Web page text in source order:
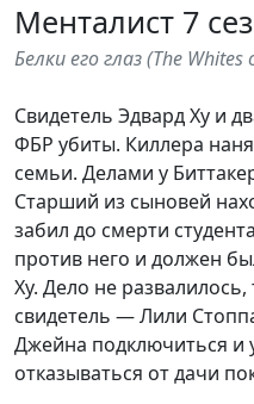
Менталист 7
Белки его глаз(The Whites
Свидетель Эдвард Ху и
ФБР убиты. Киллера
семьи. Делами у
Старший из сыновей
забил до смерти
против него и должен
Ху. Дело не развалилось,
свидетель — Лили
Джейна подключиться и
отказываться от дачи